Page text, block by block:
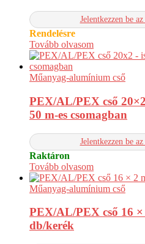
Jelentkezzen be
Rendelésre
Tovább olvasom
Műanyag-alumínium cső
PEX/AL/PEX cső
50 m-es csomagban
Jelentkezzen be
Raktáron
Tovább olvasom
Műanyag-alumínium cső
PEX/AL/PEX cső 16
db/kerék